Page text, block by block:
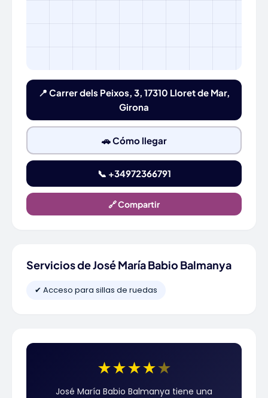
📍 Carrer dels Peixos, 3, 17310 Lloret de Mar,
Girona
🚗 Cómo llegar
📞 +34972366791
🔗 Compartir
Servicios de José María Babio Balmanya
✔ Acceso para sillas de ruedas
★★★★★
José María Babio Balmanya tiene una